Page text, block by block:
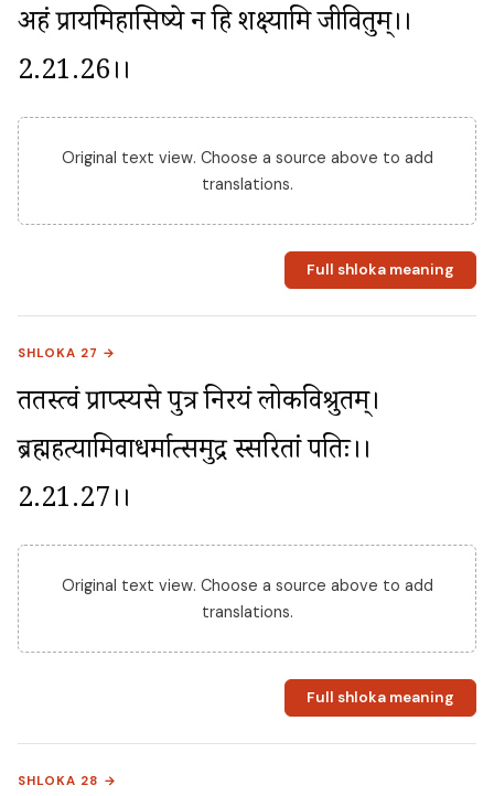
अहं प्रायमिहासिष्ये न हि शक्ष्यामि जीवितुम्।।
2.21.26।।
Original text view. Choose a source above to add
translations.
Full shloka meaning
SHLOKA 27 →
ततस्त्वं प्राप्स्यसे पुत्र निरयं लोकविश्रुतम्।
ब्रह्महत्यामिवाधर्मात्समुद्र स्सरितां पतिः।।
2.21.27।।
Original text view. Choose a source above to add
translations.
Full shloka meaning
SHLOKA 28 →